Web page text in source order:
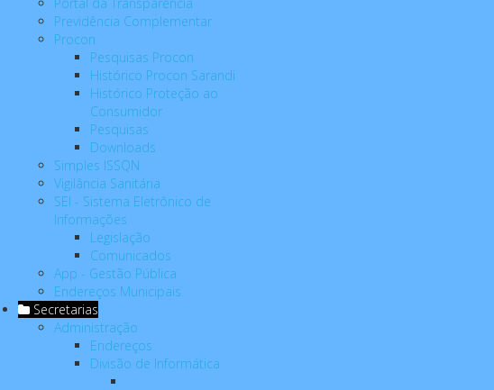
Previdência Complementar
Procon
Pesquisas Procon
Histórico Procon Sarandi
Histórico Proteção ao
Consumidor
Pesquisas
Downloads
Simples ISSQN
Vigilância Sanitária
SEI - Sistema Eletrônico de
Informações
Legislação
Comunicados
App - Gestão Pública
Endereços Municipais
Secretarias
Administração
Endereços
Divisão de Informática